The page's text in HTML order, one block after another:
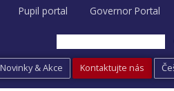
Pupil portal Governor Portal
Novinky & Akce Kontaktujte nás